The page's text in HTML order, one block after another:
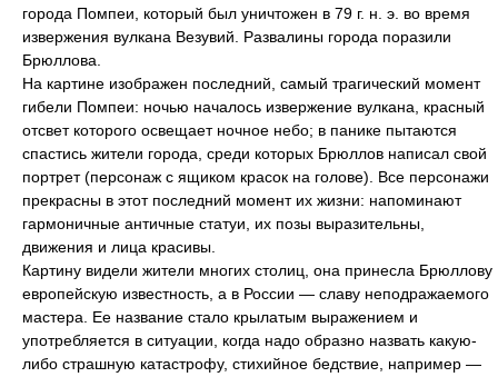
города Помпеи, который был уничтожен в 79 г. н. э. во время
извержения вулкана Везувий. Развалины города поразили
Брюллова.
На картине изображен последний, самый трагический момент
гибели Помпеи: ночью началось извержение вулкана, красный
отсвет которого освещает ночное небо; в панике пытаются
спастись жители города, среди которых Брюллов написал свой
портрет (персонаж с ящиком красок на голове). Все персонажи
прекрасны в этот последний момент их жизни: напоминают
гармоничные античные статуи, их позы выразительны,
движения и лица красивы.
Картину видели жители многих столиц, она принесла Брюллову
европейскую известность, а в России — славу неподражаемого
мастера. Ее название стало крылатым выражением и
употребляется в ситуации, когда надо образно назвать какую-
либо страшную катастрофу, стихийное бедствие, например —